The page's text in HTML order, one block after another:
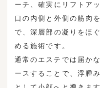
ーチ、確実にリフトア
口の内側と外側の筋肉
で、深層部の凝りをほ
める施術です。
通常のエステでは届か
ースすることで、浮腫